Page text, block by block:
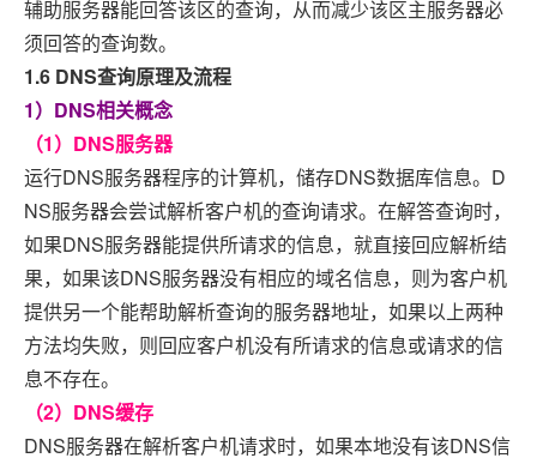
辅助服务器能回答该区的查询，从而减少该区主服务器必
须回答的查询数。
1.6 DNS查询原理及流程
1）DNS相关概念
（1）DNS服务器
运行DNS服务器程序的计算机，储存DNS数据库信息。D
NS服务器会尝试解析客户机的查询请求。在解答查询时，
如果DNS服务器能提供所请求的信息，就直接回应解析结
果，如果该DNS服务器没有相应的域名信息，则为客户机
提供另一个能帮助解析查询的服务器地址，如果以上两种
方法均失败，则回应客户机没有所请求的信息或请求的信
息不存在。
（2）DNS缓存
DNS服务器在解析客户机请求时，如果本地没有该DNS信